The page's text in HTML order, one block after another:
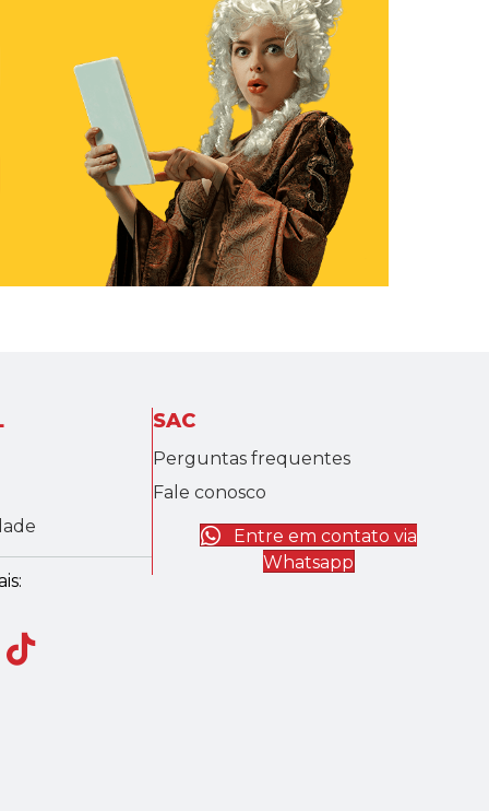
SAC
Perguntas frequentes
Fale conosco
Entre em contato via
Whatsapp